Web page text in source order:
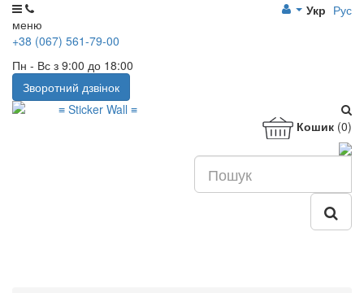
меню
Укр Рус
+38 (067) 561-79-00
Пн - Вс з 9:00 до 18:00
Зворотний дзвінок
Кошик (0)